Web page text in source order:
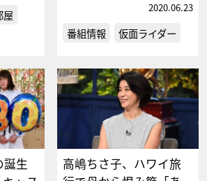
屋
2020.06.23
番組情報 仮面ライダー
生
高嶋ちさ子、ハワイ旅